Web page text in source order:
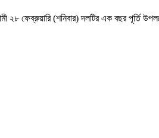
ফেব্রুয়ারি (শনিবার) দলটির এক বছর পূর্তি